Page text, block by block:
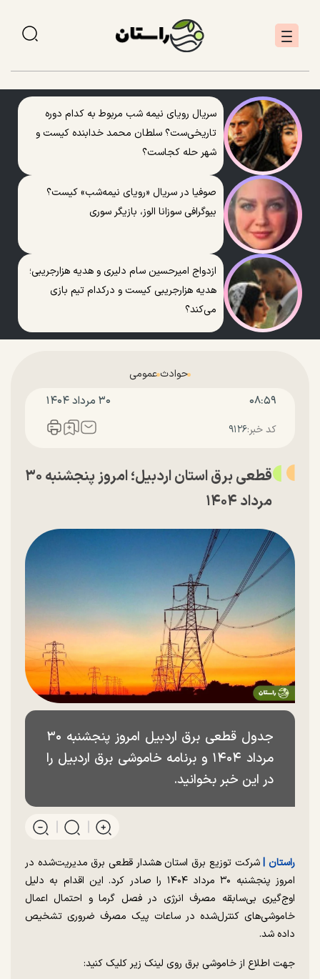
سریال رویای نیمه شب مربوط به کدام دوره
تاریخی‌ست؟ سلطان محمد خدابنده کیست و
شهر حله کجاست؟
صوفیا در سریال «رویای نیمه‌شب» کیست؟
بیوگرافی سوزانا الوز، بازیگر سوری
ازدواج امیرحسین سام دلیری و هدیه هزارجریبی؛
هدیه هزارجریبی کیست و درکدام تیم بازی
می‌کند؟
حوادث عمومی
۰۸:۵۹ ۳۰ مرداد ۱۴۰۴
کد خبر:۹۱۲۶
قطعی برق استان اردبیل؛ امروز پنجشنبه ۳۰
مرداد ۱۴۰۴
جدول قطعی برق اردبیل امروز پنجشنبه ۳۰
مرداد ۱۴۰۴ و برنامه خاموشی برق اردبیل را
در این خبر بخوانید.
راستان | شرکت توزیع برق استان هشدار قطعی برق مدیریت‌شده در
امروز پنجشنبه ۳۰ مرداد ۱۴۰۴ را صادر کرد. این اقدام به دلیل
اوج‌گیری بی‌سابقه مصرف انرژی در فصل گرما و احتمال اعمال
خاموشی‌های کنترل‌شده در ساعات پیک مصرف ضروری تشخیص
داده شد.
جهت اطلاع از خاموشی برق روی لینک زیر کلیک کنید: